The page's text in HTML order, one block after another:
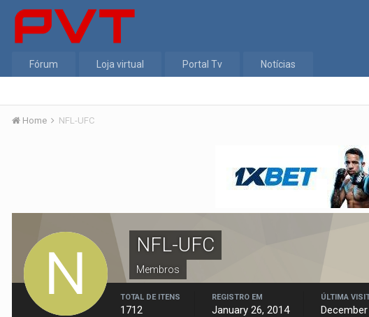
Fórum Loja virtual Portal Tv Notícias
Home NFL-UFC
NFL-UFC
Membros
TOTAL DE ITENS
1712
REGISTRO EM
January 26, 2014
ÚLTIMA